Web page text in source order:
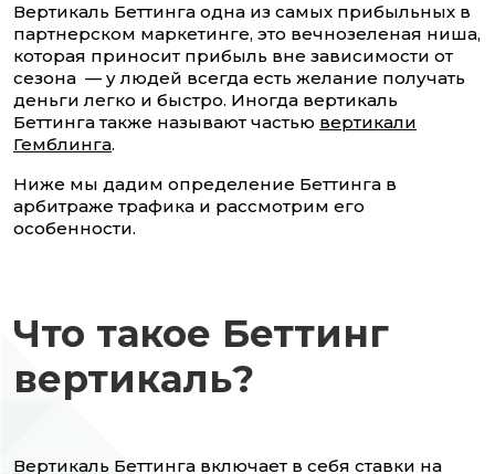
Вертикаль Беттинга одна из самых прибыльных в
партнерском маркетинге, это вечнозеленая ниша,
которая приносит прибыль вне зависимости от
сезона — у людей всегда есть желание получать
деньги легко и быстро. Иногда вертикаль
Беттинга также называют частью вертикали
Гемблинга.
Ниже мы дадим определение Беттинга в
арбитраже трафика и рассмотрим его
особенности.
Что такое Беттинг
вертикаль?
Вертикаль Беттинга включает в себя ставки на